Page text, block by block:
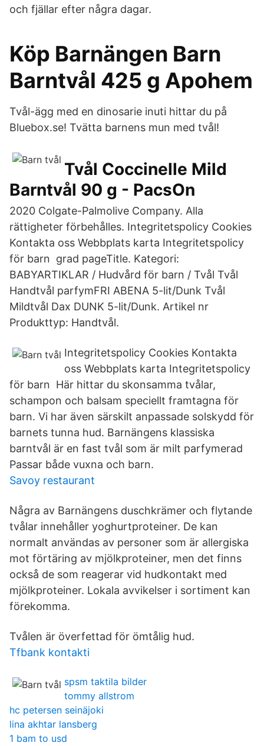
och fjällar efter några dagar.
Köp Barnängen Barn
Barntvål 425 g Apohem
Tvål-ägg med en dinosarie inuti hittar du på
Bluebox.se! Tvätta barnens mun med tvål!
Tvål Coccinelle Mild
Barntvål 90 g - PacsOn
2020 Colgate-Palmolive Company. Alla
rättigheter förbehålles. Integritetspolicy Cookies
Kontakta oss Webbplats karta Integritetspolicy
för barn grad pageTitle. Kategori:
BABYARTIKLAR / Hudvård för barn / Tvål Tvål
Handtvål parfymFRI ABENA 5-lit/Dunk Tvål
Mildtvål Dax DUNK 5-lit/Dunk. Artikel nr
Produkttyp: Handtvål.
Integritetspolicy Cookies Kontakta
oss Webbplats karta Integritetspolicy
för barn Här hittar du skonsamma tvålar,
schampon och balsam speciellt framtagna för
barn. Vi har även särskilt anpassade solskydd för
barnets tunna hud. Barnängens klassiska
barntvål är en fast tvål som är milt parfymerad
Passar både vuxna och barn.
Savoy restaurant
Några av Barnängens duschkrämer och flytande
tvålar innehåller yoghurtproteiner. De kan
normalt användas av personer som är allergiska
mot förtäring av mjölkproteiner, men det finns
också de som reagerar vid hudkontakt med
mjölkproteiner. Lokala avvikelser i sortiment kan
förekomma.
Tvålen är överfettad för ömtålig hud.
Tfbank kontakti
spsm taktila bilder
tommy allstrom
hc petersen seinäjoki
lina akhtar lansberg
1 bam to usd